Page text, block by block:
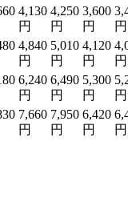
4,130
円
4,250
円
3,600
円
円
4,840
円
5,010
円
4,120
円
円
6,240
円
6,490
円
5,300
円
円
7,660
円
7,950
円
6,420
円
円